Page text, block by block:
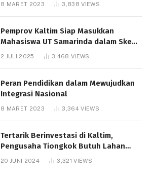
8 MARET 2023 3,838VIEWS
Pemprov Kaltim Siap Masukkan
Mahasiswa UT Samarinda dalam Skema
Bantuan Pendidikan Gratispol
2 JULI 2025 3,468 VIEWS
Peran Pendidikan dalam Mewujudkan
Integrasi Nasional
8 MARET 2023 3,364VIEWS
Tertarik Berinvestasi di Kaltim,
Pengusaha Tiongkok Butuh Lahan
1.000 Hektare
20 JUNI 2024 3,321VIEWS